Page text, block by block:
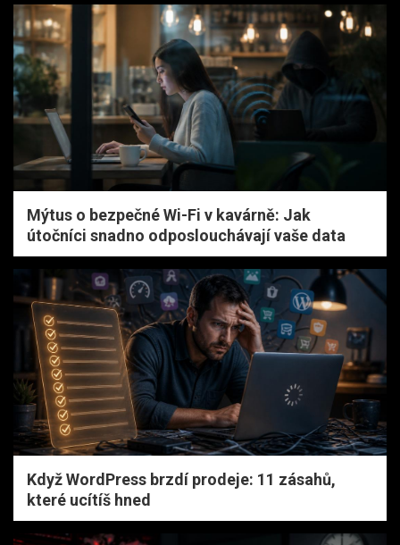
Mýtus o bezpečné Wi-Fi v kavárně: Jak
útočníci snadno odposlouchávají vaše data
Když WordPress brzdí prodeje: 11 zásahů,
které ucítíš hned